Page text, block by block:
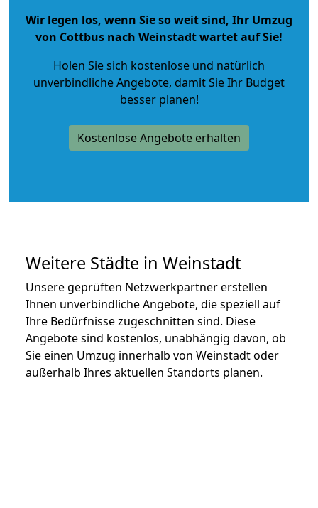
Wir legen los, wenn Sie so weit sind, Ihr Umzug
von Cottbus nach Weinstadt wartet auf Sie!
Holen Sie sich kostenlose und natürlich
unverbindliche Angebote, damit Sie Ihr Budget
besser planen!
Kostenlose Angebote erhalten
Weitere Städte in Weinstadt
Unsere geprüften Netzwerkpartner erstellen
Ihnen unverbindliche Angebote, die speziell auf
Ihre Bedürfnisse zugeschnitten sind. Diese
Angebote sind kostenlos, unabhängig davon, ob
Sie einen Umzug innerhalb von Weinstadt oder
außerhalb Ihres aktuellen Standorts planen.